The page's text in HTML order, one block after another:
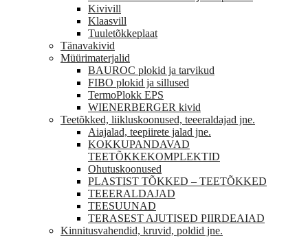
Kivivill
Klaasvill
Tuuletõkkeplaat
Tänavakivid
Müürimaterjalid
BAUROC plokid ja tarvikud
FIBO plokid ja sillused
TermoPlokk EPS
WIENERBERGER kivid
Teetõkked, liikluskoonused, teeeraldajad jne.
Aiajalad, teepiirete jalad jne.
KOKKUPANDAVAD
TEETÕKKEKOMPLEKTID
Ohutuskoonused
PLASTIST TÕKKED – TEETÕKKED
TEEERALDAJAD
TEESUUNAD
TERASEST AJUTISED PIIRDEAIAD
Kinnitusvahendid, kruvid, poldid jne.